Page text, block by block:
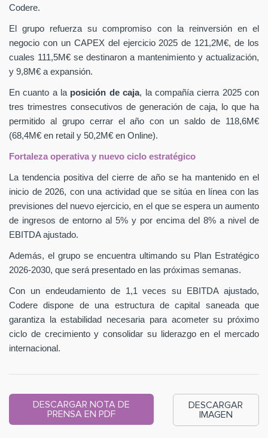
Codere.
El grupo refuerza su compromiso con la reinversión en el
negocio con un CAPEX del ejercicio 2025 de 121,2M€, de los
cuales 111,5M€ se destinaron a mantenimiento y actualización,
y 9,8M€ a expansión.
En cuanto a la posición de caja, la compañía cierra 2025 con
tres trimestres consecutivos de generación de caja, lo que ha
permitido al grupo cerrar el año con un saldo de 118,6M€
(68,4M€ en retail y 50,2M€ en Online).
Fortaleza operativa y nuevo ciclo estratégico
La tendencia positiva del cierre de año se ha mantenido en el
inicio de 2026, con una actividad que se sitúa en línea con las
previsiones del nuevo ejercicio, en el que se espera un aumento
de ingresos de entorno al 5% y por encima del 8% a nivel de
EBITDA ajustado.
Además, el grupo se encuentra ultimando su Plan Estratégico
2026-2030, que será presentado en las próximas semanas.
Con un endeudamiento de 1,1 veces su EBITDA ajustado,
Codere dispone de una estructura de capital saneada que
garantiza la estabilidad necesaria para acometer su próximo
ciclo de crecimiento y consolidar su liderazgo en el mercado
internacional.
DESCARGAR NOTA DE
PRENSA EN PDF
DESCARGAR
IMAGEN